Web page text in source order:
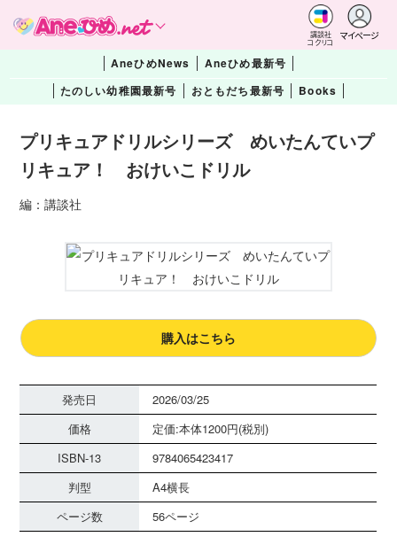
講談社
コクリコ
マイページ
AneひめNews
Aneひめ最新号
たのしい幼稚園最新号
おともだち最新号 Books
プリキュアドリルシリーズ めいたんていプ
リキュア！ おけいこドリル
編：講談社
購入はこちら
発売日
2026/03/25
価格
定価:本体1200円(税別)
ISBN-13
9784065423417
判型
A4横長
ページ数
56ページ